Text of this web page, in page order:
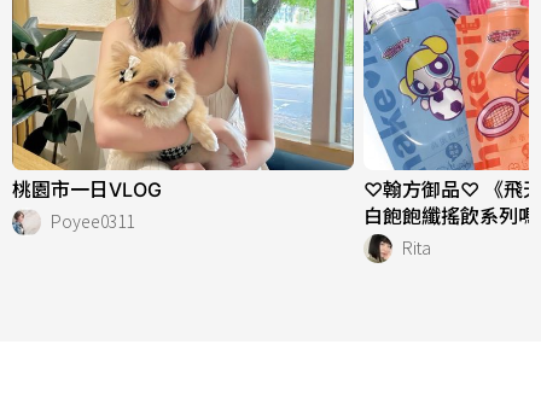
桃園市一日VLOG
Poyee0311
♡翰方御品♡ 《飛
白飽飽纖搖飲系列
Rita